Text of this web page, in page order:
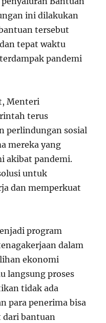
ini dilakukan
tersebut
tepat waktu
pandemi
Menteri
terus
perlindungan sosial
mereka yang
akibat pandemi.
untuk
dan memperkuat
program
dalam
ekonomi
langsung proses
tidak ada
para penerima bisa
dari bantuan